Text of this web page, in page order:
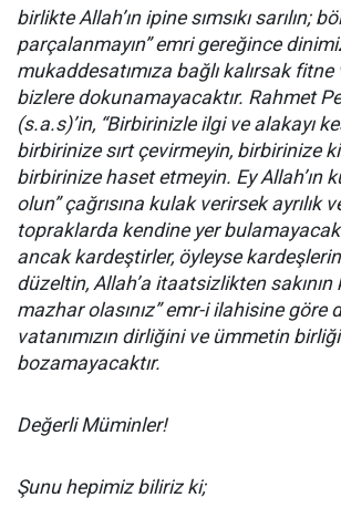
birlikte Allah’ın ipine sımsıkı sarılın;
parçalanmayın” emri gereğince
mukaddesatımıza bağlı kalırsak
bizlere dokunamayacaktır. Rahmet
(s.a.s)’in, “Birbirinizle ilgi ve alakayı
birbirinize sırt çevirmeyin, birbirinize
birbirinize haset etmeyin. Ey Allah’ın
olun” çağrısına kulak verirsek ayrılık
topraklarda kendine yer
ancak kardeştirler, öyleyse
düzeltin, Allah’a itaatsizlikten
mazhar olasınız” emr-i ilahisine göre
vatanımızın dirliğini ve ümmetin
bozamayacaktır.
Değerli Müminler!
Şunu hepimiz biliriz ki;